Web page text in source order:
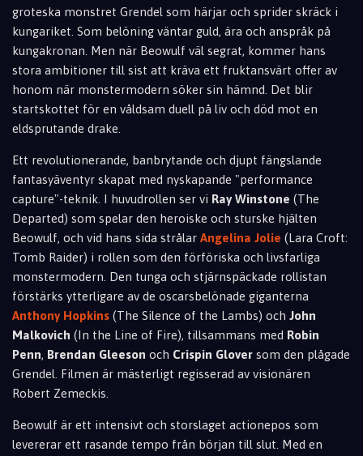
groteska monstret Grendel som härjar och sprider skräck i
kungariket. Som belöning väntar guld, ära och anspråk på
kungakronan. Men när Beowulf väl segrat, kommer hans
stora ambitioner till sist att kräva ett fruktansvärt offer av
honom när monstermodern söker sin hämnd. Det blir
startskottet för en våldsam duell på liv och död mot en
eldsprutande drake.
Ett revolutionerande, banbrytande och djupt fängslande
fantasyäventyr skapat med nyskapande "performance
capture"-teknik. I huvudrollen ser vi Ray Winstone (The
Departed) som spelar den heroiske och sturske hjälten
Beowulf, och vid hans sida strålar Angelina Jolie (Lara Croft:
Tomb Raider) i rollen som den förföriska och livsfarliga
monstermodern. Den tunga och stjärnspäckade rollistan
förstärks ytterligare av de oscarsbelönade giganterna
Anthony Hopkins (The Silence of the Lambs) och John
Malkovich (In the Line of Fire), tillsammans med Robin
Penn, Brendan Gleeson och Crispin Glover som den plågade
Grendel. Filmen är mästerligt regisserad av visionären
Robert Zemeckis.
Beowulf är ett intensivt och storslaget actionepos som
levererar ett rasande tempo från början till slut. Med en